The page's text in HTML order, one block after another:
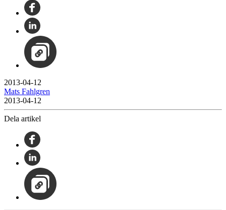
2013-04-12
Mats Fahlgren
2013-04-12
Dela artikel